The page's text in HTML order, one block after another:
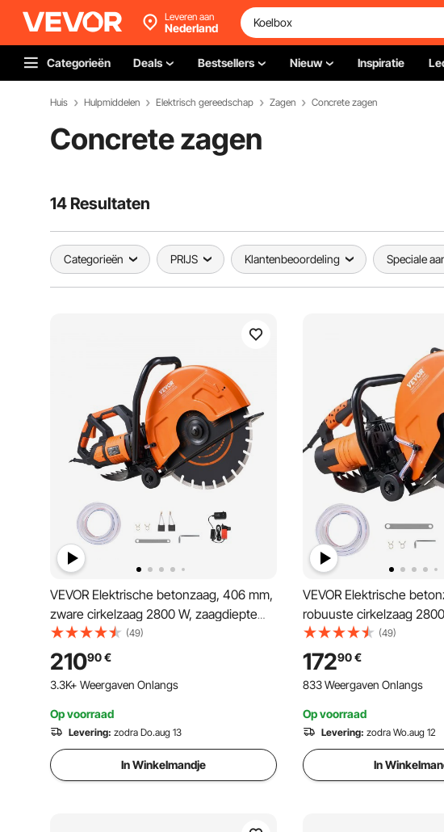
Leveren aan
Nederland
Categorieën Deals Bestsellers Nieuw Inspiratie
Huis Hulpmiddelen Elektrisch gereedschap Zagen Concrete zagen
Concrete zagen
14 Resultaten
Categorieën PRIJS Klantenbeoordeling Speciale
VEVOR Elektrische betonzaag, 406 mm,
zware cirkelzaag 2800 W, zaagdiepte
152 mm, nat/droog schijfzaag met
waterleiding, waterpomp, zaagblad, voor
steen en baksteen
(49)
21090€
109 in Winkelwagen
109 in Winkelwagen
3.3K+ Weergaven Onlangs
Op voorraad
Levering: zodra Do.aug 13
In Winkelmandje
VEVOR Elektrische
robuuste cirkelzaag
127 mm, nat/droog
waterleiding, waterpomp,
steen en baksteen
(49)
17290€
833 Weergaven Onlangs
Op voorraad
Levering: zodra Wo.aug 12
In